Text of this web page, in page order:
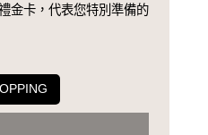
金卡，代表您特別準備的